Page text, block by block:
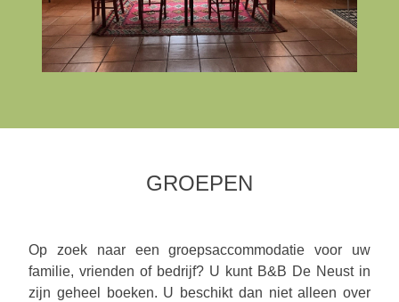
GROEPEN
Op zoek naar een groepsaccommodatie voor uw
familie, vrienden of bedrijf? U kunt B&B De Neust in
zijn geheel boeken. U beschikt dan niet alleen over